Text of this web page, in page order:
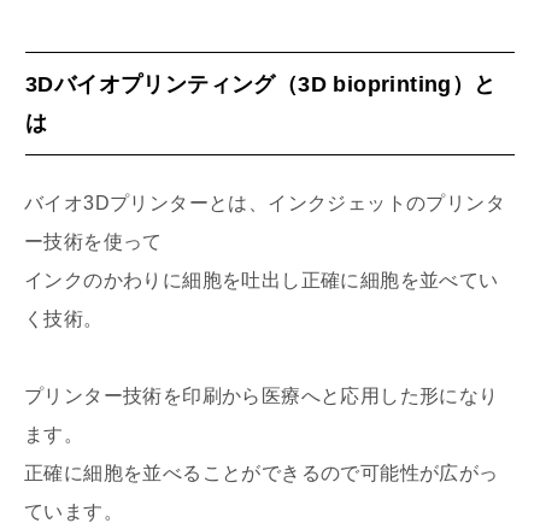
3Dバイオプリンティング（3D bioprinting）と
は
バイオ3Dプリンターとは、インクジェットのプリンタ
ー技術を使って
インクのかわりに細胞を吐出し正確に細胞を並べてい
く技術。
プリンター技術を印刷から医療へと応用した形になり
ます。
正確に細胞を並べることができるので可能性が広がっ
ています。